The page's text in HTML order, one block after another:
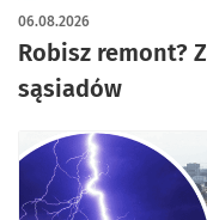
Robisz remont?
sąsiadów
06.08.2026
artykuł z galerią zdjęć